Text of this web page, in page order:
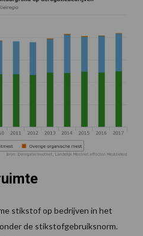
stikstof op bedrijven in het
de stikstofgebruiksnorm.